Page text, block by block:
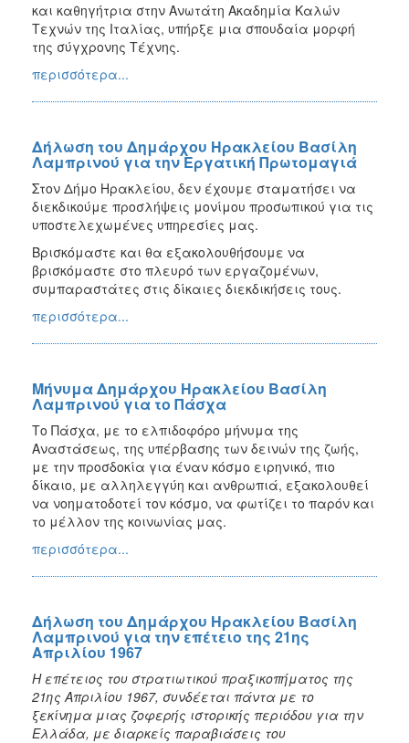
και καθηγήτρια στην Ανωτάτη Ακαδημία Καλών
Τεχνών της Ιταλίας, υπήρξε μια σπουδαία μορφή
της σύγχρονης Τέχνης.
περισσότερα...
Δήλωση του Δημάρχου Ηρακλείου Βασίλη
Λαμπρινού για την Εργατική Πρωτομαγιά
Στον Δήμο Ηρακλείου, δεν έχουμε σταματήσει να
διεκδικούμε προσλήψεις μονίμου προσωπικού για τις
υποστελεχωμένες υπηρεσίες μας.
Βρισκόμαστε και θα εξακολουθήσουμε να
βρισκόμαστε στο πλευρό των εργαζομένων,
συμπαραστάτες στις δίκαιες διεκδικήσεις τους.
περισσότερα...
Μήνυμα Δημάρχου Ηρακλείου Βασίλη
Λαμπρινού για το Πάσχα
Το Πάσχα, με το ελπιδοφόρο μήνυμα της
Αναστάσεως, της υπέρβασης των δεινών της ζωής,
με την προσδοκία για έναν κόσμο ειρηνικό, πιο
δίκαιο, με αλληλεγγύη και ανθρωπιά, εξακολουθεί
να νοηματοδοτεί τον κόσμο, να φωτίζει το παρόν και
το μέλλον της κοινωνίας μας.
περισσότερα...
Δήλωση του Δημάρχου Ηρακλείου Βασίλη
Λαμπρινού για την επέτειο της 21ης
Απριλίου 1967
Η επέτειος του στρατιωτικού πραξικοπήματος της
21ης Απριλίου 1967, συνδέεται πάντα με το
ξεκίνημα μιας ζοφερής ιστορικής περιόδου για την
Ελλάδα, με διαρκείς παραβιάσεις του